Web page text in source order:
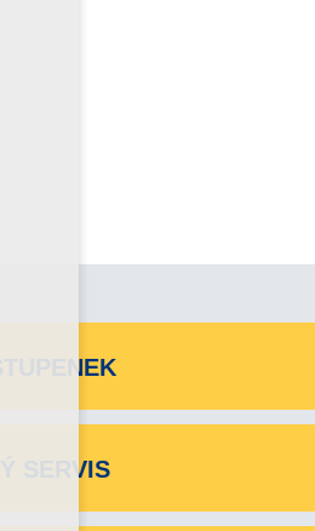
SERVIS